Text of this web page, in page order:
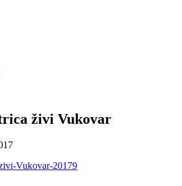
živi Vukovar